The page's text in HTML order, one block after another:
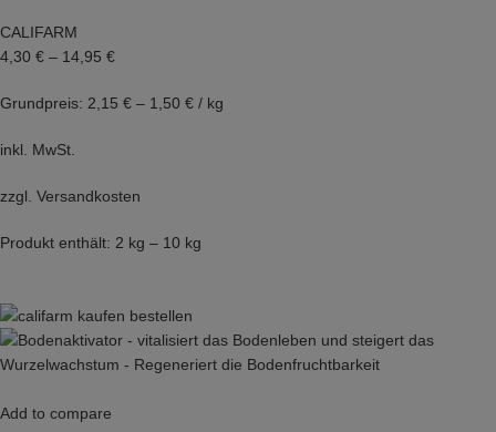
CALIFARM
4,30 € – 14,95 €
Grundpreis: 2,15 € – 1,50 € / kg
inkl. MwSt.
zzgl. Versandkosten
Produkt enthält: 2 kg – 10 kg
Add to compare